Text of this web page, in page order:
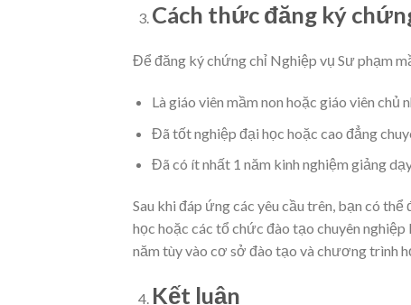
Cách thức đăng ký
Để đăng ký chứng chỉ Nghiệp vụ Sư phạm
Là giáo viên mầm non hoặc giáo viên chủ
Đã tốt nghiệp đại học hoặc cao đẳng
Đã có ít nhất 1 năm kinh nghiệm giảng
Sau khi đáp ứng các yêu cầu trên, bạn có
học hoặc các tổ chức đào tạo chuyên
năm tùy vào cơ sở đào tạo và chương trình
Kết luận